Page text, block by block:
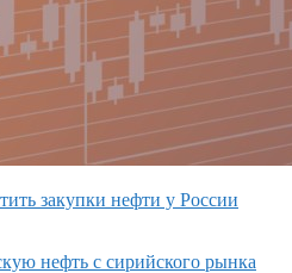
закупки нефти у России
нефть с сирийского рынка